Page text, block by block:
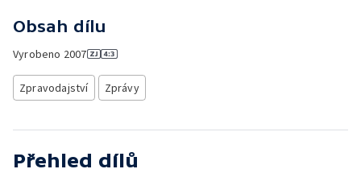
Obsah dílu
Vyrobeno 2007
Zpravodajství Zprávy
Přehled dílů